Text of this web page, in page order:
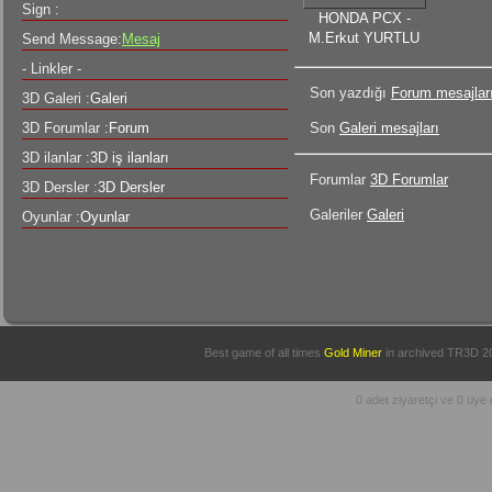
HONDA PCX -
M.Erkut YURTLU
Son yazdığı Forum
Son Galeri mesajları
Forumlar 3D Forumlar
Galeriler Galeri
Sign :
Send Message: Mesaj
- Linkler -
3D Galeri :Galeri
3D Forumlar : Forum
3D ilanlar :3D iş ilanları
3D Dersler :3D Dersler
Oyunlar :Oyunlar
Best game of all times Gold Minerin archived TR3D
0 adet ziyaretçi ve 0 üye